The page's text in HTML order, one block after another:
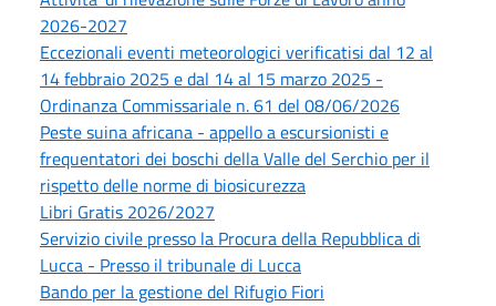
2026-2027
Eccezionali eventi meteorologici verificatisi dal 12 al
14 febbraio 2025 e dal 14 al 15 marzo 2025 -
Ordinanza Commissariale n. 61 del 08/06/2026
Peste suina africana - appello a escursionisti e
frequentatori dei boschi della Valle del Serchio per il
rispetto delle norme di biosicurezza
Libri Gratis 2026/2027
Servizio civile presso la Procura della Repubblica di
Lucca - Presso il tribunale di Lucca
Bando per la gestione del Rifugio Fiori